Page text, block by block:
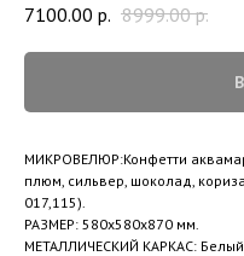
7100.00 р. 8999.00 р.
МИКРОВЕЛЮР:Конфетти
плюм, сильвер, шоколад,
017,115).
РАЗМЕР: 580х580х870 мм.
МЕТАЛЛИЧЕСКИЙ КАРКАС: